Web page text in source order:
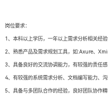
岗位要求：
1、本科以上学历，一年以上需求分析相关经验
2、熟悉产品及需求规划工具，如:Axure、
3、具备良好的交流协调能力，有较强的责任感
4、有较强的系统需求分析、文档编写能力、沟
5、具备与多团队合作的经验，良好团队协作精